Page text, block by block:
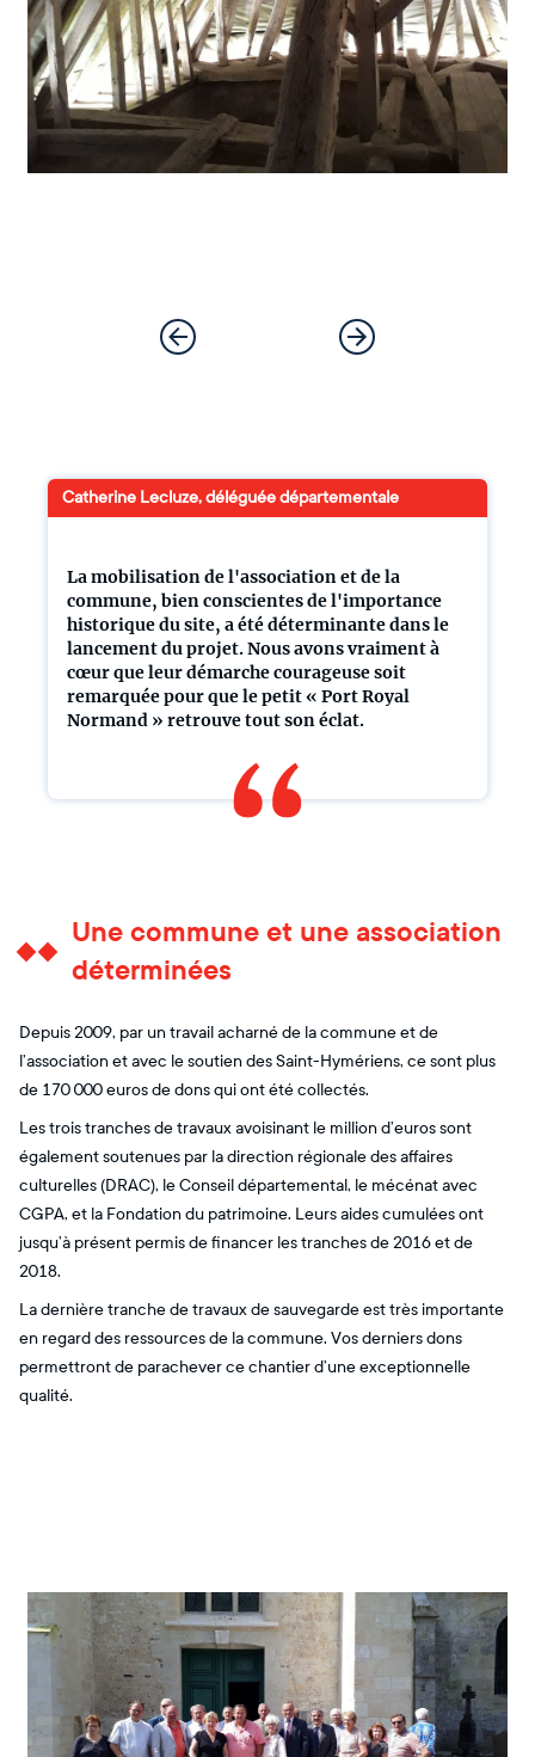
La mobilisation de l'association et de la
commune, bien conscientes de l'importance
historique du site, a été déterminante dans le
lancement du projet. Nous avons vraiment à
cœur que leur démarche courageuse soit
remarquée pour que le petit « Port Royal
Normand » retrouve tout son éclat.
Catherine Lecluze, déléguée départementale
Une commune et une association
déterminées
Depuis 2009, par un travail acharné de la commune et de
l’association et avec le soutien des Saint-Hymériens, ce sont plus
de 170 000 euros de dons qui ont été collectés.
Les trois tranches de travaux avoisinant le million d’euros sont
également soutenues par la direction régionale des affaires
culturelles (DRAC), le Conseil départemental, le mécénat avec
CGPA, et la Fondation du patrimoine. Leurs aides cumulées ont
jusqu’à présent permis de financer les tranches de 2016 et de
2018.
La dernière tranche de travaux de sauvegarde est très importante
en regard des ressources de la commune. Vos derniers dons
permettront de parachever ce chantier d’une exceptionnelle
qualité.